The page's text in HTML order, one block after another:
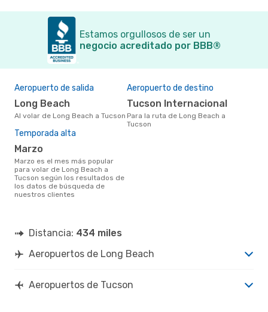
Estamos orgullosos de ser un
negocio acreditado por BBB®
Aeropuerto de salida
Long Beach
Al volar de Long Beach a Tucson
Aeropuerto de destino
Tucson Internacional
Para la ruta de Long Beach a
Tucson
Temporada alta
marzo
marzo es el mes más popular
para volar de Long Beach a
Tucson según los resultados de
los datos de búsqueda de
nuestros clientes
Distancia: 434 miles
Aeropuertos de Long Beach
Aeropuertos de Tucson